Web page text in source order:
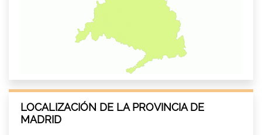
LOCALIZACIÓN DE LA PROVINCIA DE
MADRID